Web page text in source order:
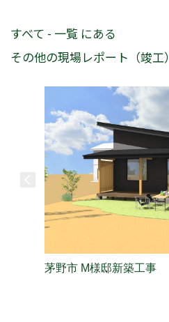
すべて - 一覧 にある
その他の現場レポート（竣工）
茅野市 M様邸新築工事